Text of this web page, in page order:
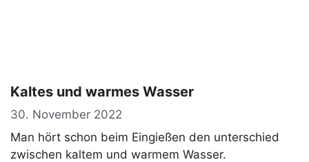
Kaltes und warmes Wasser
30. November 2022
Man hört schon beim Eingießen den unterschied
zwischen kaltem und warmem Wasser.